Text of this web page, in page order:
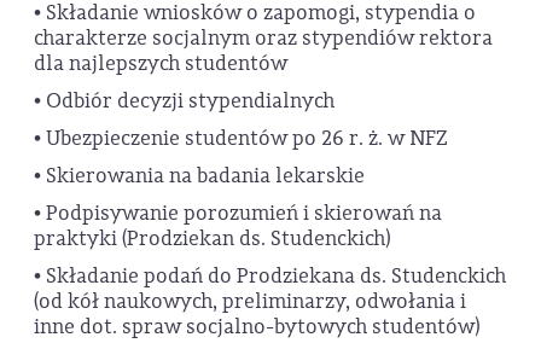
• Składanie wniosków o zapomogi, stypendia o
charakterze socjalnym oraz stypendiów rektora
dla najlepszych studentów
• Odbiór decyzji stypendialnych
• Ubezpieczenie studentów po 26 r. ż. w NFZ
• Skierowania na badania lekarskie
• Podpisywanie porozumień i skierowań na
praktyki (Prodziekan ds. Studenckich)
• Składanie podań do Prodziekana ds. Studenckich
(od kół naukowych, preliminarzy, odwołania i
inne dot. spraw socjalno-bytowych studentów)